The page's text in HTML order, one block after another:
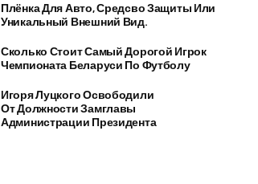
Плёнка Для Авто, Средсво Защиты Или
Уникальный Внешний Вид.
Сколько Стоит Самый Дорогой Игрок
Чемпионата Беларуси По Футболу
Игоря Луцкого Освободили
От Должности Замглавы
Администрации Президента